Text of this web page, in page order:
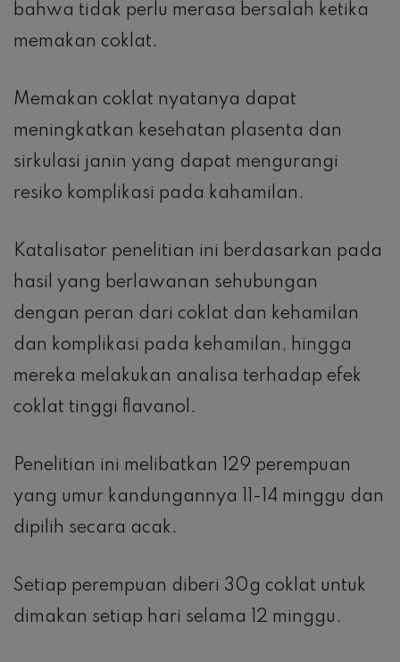
bahwa tidak perlu merasa bersalah ketika
memakan coklat.
Memakan coklat nyatanya dapat
meningkatkan kesehatan plasenta dan
sirkulasi janin yang dapat mengurangi
resiko komplikasi pada kahamilan.
Katalisator penelitian ini berdasarkan pada
hasil yang berlawanan sehubungan
dengan peran dari coklat dan kehamilan
dan komplikasi pada kehamilan, hingga
mereka melakukan analisa terhadap efek
coklat tinggi flavanol.
Penelitian ini melibatkan 129 perempuan
yang umur kandungannya 11-14 minggu dan
dipilih secara acak.
Setiap perempuan diberi 30g coklat untuk
dimakan setiap hari selama 12 minggu.